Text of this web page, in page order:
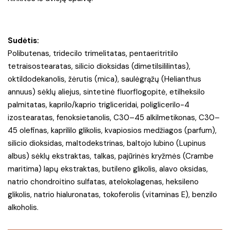
Sudėtis:
Polibutenas, tridecilo trimelitatas, pentaeritritilo
tetraisostearatas, silicio dioksidas (dimetilsililintas),
oktildodekanolis, žėrutis (mica), saulėgrąžų (Helianthus
annuus) sėklų aliejus, sintetinė fluorflogopitė, etilheksilo
palmitatas, kaprilo/kaprio trigliceridai, poliglicerilo-4
izostearatas, fenoksietanolis, C30–45 alkilmetikonas, C30–
45 olefinas, kaprililo glikolis, kvapiosios medžiagos (parfum),
silicio dioksidas, maltodekstrinas, baltojo lubino (Lupinus
albus) sėklų ekstraktas, talkas, pajūrinės kryžmės (Crambe
maritima) lapų ekstraktas, butileno glikolis, alavo oksidas,
natrio chondroitino sulfatas, atelokolagenas, heksileno
glikolis, natrio hialuronatas, tokoferolis (vitaminas E), benzilo
alkoholis.